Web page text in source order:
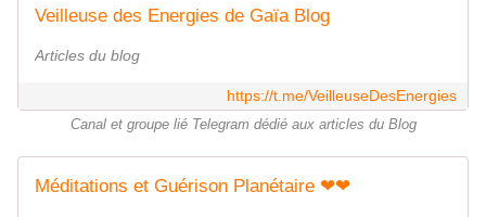
Veilleuse des Energies de Gaïa Blog
Articles du blog
https://t.me/VeilleuseDesEnergies
Canal et groupe lié Telegram dédié aux articles du Blog
Méditations et Guérison Planétaire ❤❤